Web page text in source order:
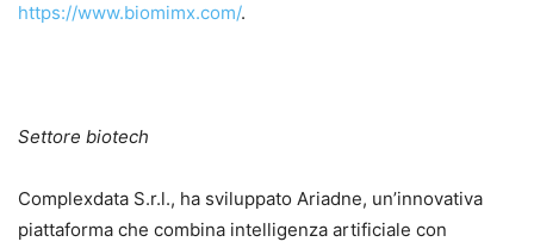
https://www.biomimx.com/.
Settore biotech
Complexdata S.r.l., ha sviluppato Ariadne, un’innovativa
piattaforma che combina intelligenza artificiale con